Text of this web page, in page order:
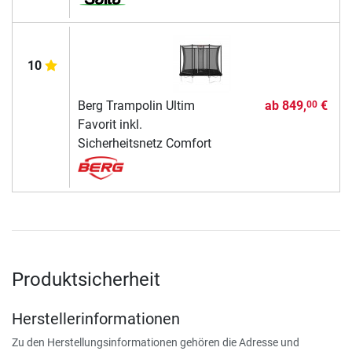
10
Berg Trampolin Ultim
Favorit inkl.
Sicherheitsnetz Comfort
ab 849,00€
Produktsicherheit
Herstellerinformationen
Zu den Herstellungsinformationen gehören die Adresse und